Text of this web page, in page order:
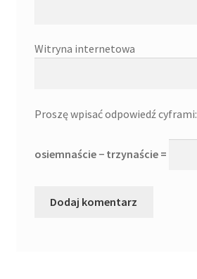
Witryna internetowa
Proszę wpisać odpowiedź cyframi:
osiemnaście − trzynaście =